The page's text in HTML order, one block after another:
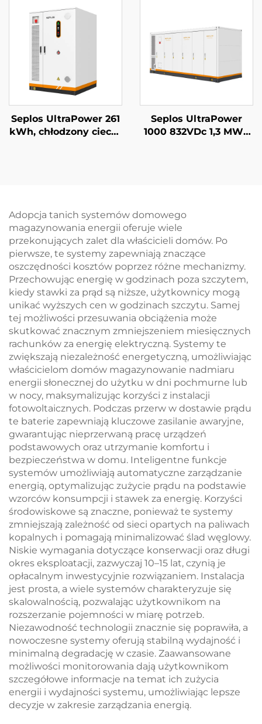
energii dla domu, 51,2
V 14 kWh, bateria
litowo-żelazowo-
fosforanowa (LiFePO4)
Off-Grid BESS
Seplos UltraPower 261
kWh, chłodzony cieczą
zarządzanie termiczne
dla przemysłowych
systemów
magazynowania
energii w
mikrosieciach
Seplos UltraPower
1000 832VDc 1,3 MWh
BESS
Adopcja tanich systemów domowego
magazynowania energii oferuje wiele
przekonujących zalet dla właścicieli domów. Po
pierwsze, te systemy zapewniają znaczące
oszczędności kosztów poprzez różne mechanizmy.
Przechowując energię w godzinach poza szczytem,
kiedy stawki za prąd są niższe, użytkownicy mogą
unikać wyższych cen w godzinach szczytu. Samej
tej możliwości przesuwania obciążenia może
skutkować znacznym zmniejszeniem miesięcznych
rachunków za energię elektryczną. Systemy te
zwiększają niezależność energetyczną, umożliwiając
właścicielom domów magazynowanie nadmiaru
energii słonecznej do użytku w dni pochmurne lub
w nocy, maksymalizując korzyści z instalacji
fotowoltaicznych. Podczas przerw w dostawie prądu
te baterie zapewniają kluczowe zasilanie awaryjne,
gwarantując nieprzerwaną pracę urządzeń
podstawowych oraz utrzymanie komfortu i
bezpieczeństwa w domu. Inteligentne funkcje
systemów umożliwiają automatyczne zarządzanie
energią, optymalizując zużycie prądu na podstawie
wzorców konsumpcji i stawek za energię. Korzyści
środowiskowe są znaczne, ponieważ te systemy
zmniejszają zależność od sieci opartych na paliwach
kopalnych i pomagają minimalizować ślad węglowy.
Niskie wymagania dotyczące konserwacji oraz długi
okres eksploatacji, zazwyczaj 10–15 lat, czynią je
opłacalnym inwestycyjnie rozwiązaniem. Instalacja
jest prosta, a wiele systemów charakteryzuje się
skalowalnością, pozwalając użytkownikom na
rozszerzanie pojemności w miarę potrzeb.
Niezawodność technologii znacznie się poprawiła, a
nowoczesne systemy oferują stabilną wydajność i
minimalną degradację w czasie. Zaawansowane
możliwości monitorowania dają użytkownikom
szczegółowe informacje na temat ich zużycia
energii i wydajności systemu, umożliwiając lepsze
decyzje w zakresie zarządzania energią.